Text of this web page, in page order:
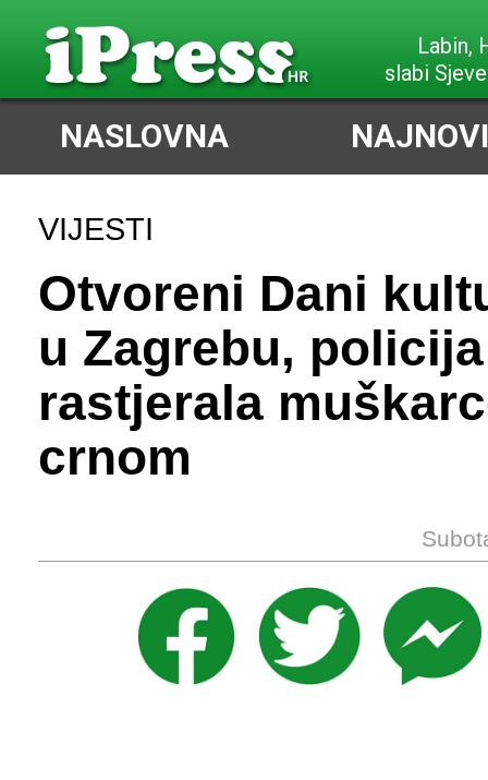
slabi
NASLOVNA
VIJESTI
Otvoreni Dani
u Zagrebu, policija
rastjerala
crnom